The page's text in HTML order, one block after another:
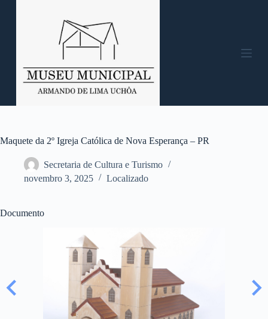
o
n
Maquete da 2º Igreja Católica de Nova Esperança – PR
Secretaria de Cultura e Turismo
novembro 3, 2025
Localizado
Documento